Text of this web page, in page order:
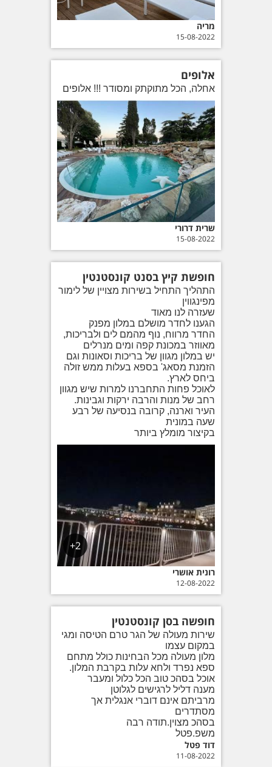
מריה
15-08-2022
אלופים
אחלה, הכל מתוקתק ומסודר !!! אלופים
שרית דרורי
15-08-2022
חופשת קיץ בסנט קונסטנטין
התהליך התחיל בשירות מצויין של לימור
מפינגווין
שעזרה לנו מאוד
הגענו לחדר מושלם במלון מפנק
החדר מרווח, נוף מהמם לים ולבריכות,
מאווזר במכונת קפה ומים מנרלים
יש במלון מגוון של בריכות וסאונות וגם
הזמנת מסאג' בספא בעלות ממש זולה
ביחס לארץ.
לאוכל פחות התחברנו למרות שיש מגוון
רחב של מנות והרבה ירקות וגבינות.
העיר וארנה, קרובה בנסיעה של רבע
שעה במונית
בקיצור מומלץ ביותר
2+
רונית אושרי
12-08-2022
חופשה בסן קונסטנטין
שירות מעולה של הגר טרם הטיסה ומגי
במקום עצמו
מלון מעולה מכל הבחינות כולל מתחם
ספא נפרד ולחא עלות בקרבת המלון.
אוכל בסהכ טוב הכל כלול ומעבר
מענה דליל לרגישים לגלוטן
מרביתם אינם דוברי אנגלית אך
מסתדרים
בסהכ מצוין.תודה רבה
משפ.פטל
דוד פטל
11-08-2022